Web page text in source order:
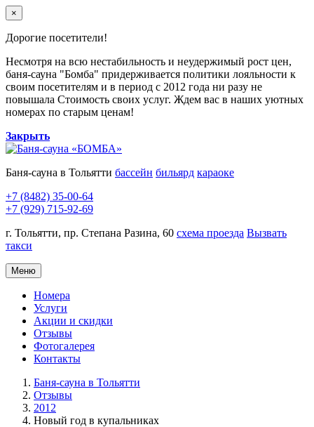
×
Дорогие посетители!
Несмотря на всю нестабильность и неудержимый рост цен,
баня-сауна "Бомба" придерживается политики лояльности к
своим посетителям и в период с 2012 года ни разу не
повышала Стоимость своих услуг. Ждем вас в наших уютных
номерах по старым ценам!
Закрыть
Баня-сауна в Тольятти бассейн бильярд караоке
+7 (8482) 35-00-64
+7 (929) 715-92-69
г. Тольятти, пр. Степана Разина, 60 схема проезда Вызвать
такси
Меню
Номера
Услуги
Акции и скидки
Отзывы
Фотогалерея
Контакты
Баня-сауна в Тольятти
Отзывы
2012
Новый год в купальниках